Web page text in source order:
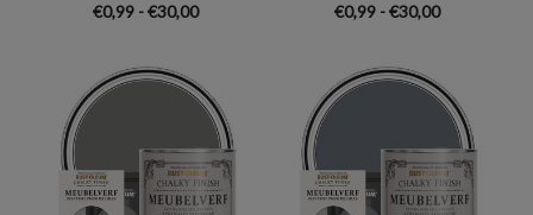
€0,99 - €30,00
€0,99 - €30,00